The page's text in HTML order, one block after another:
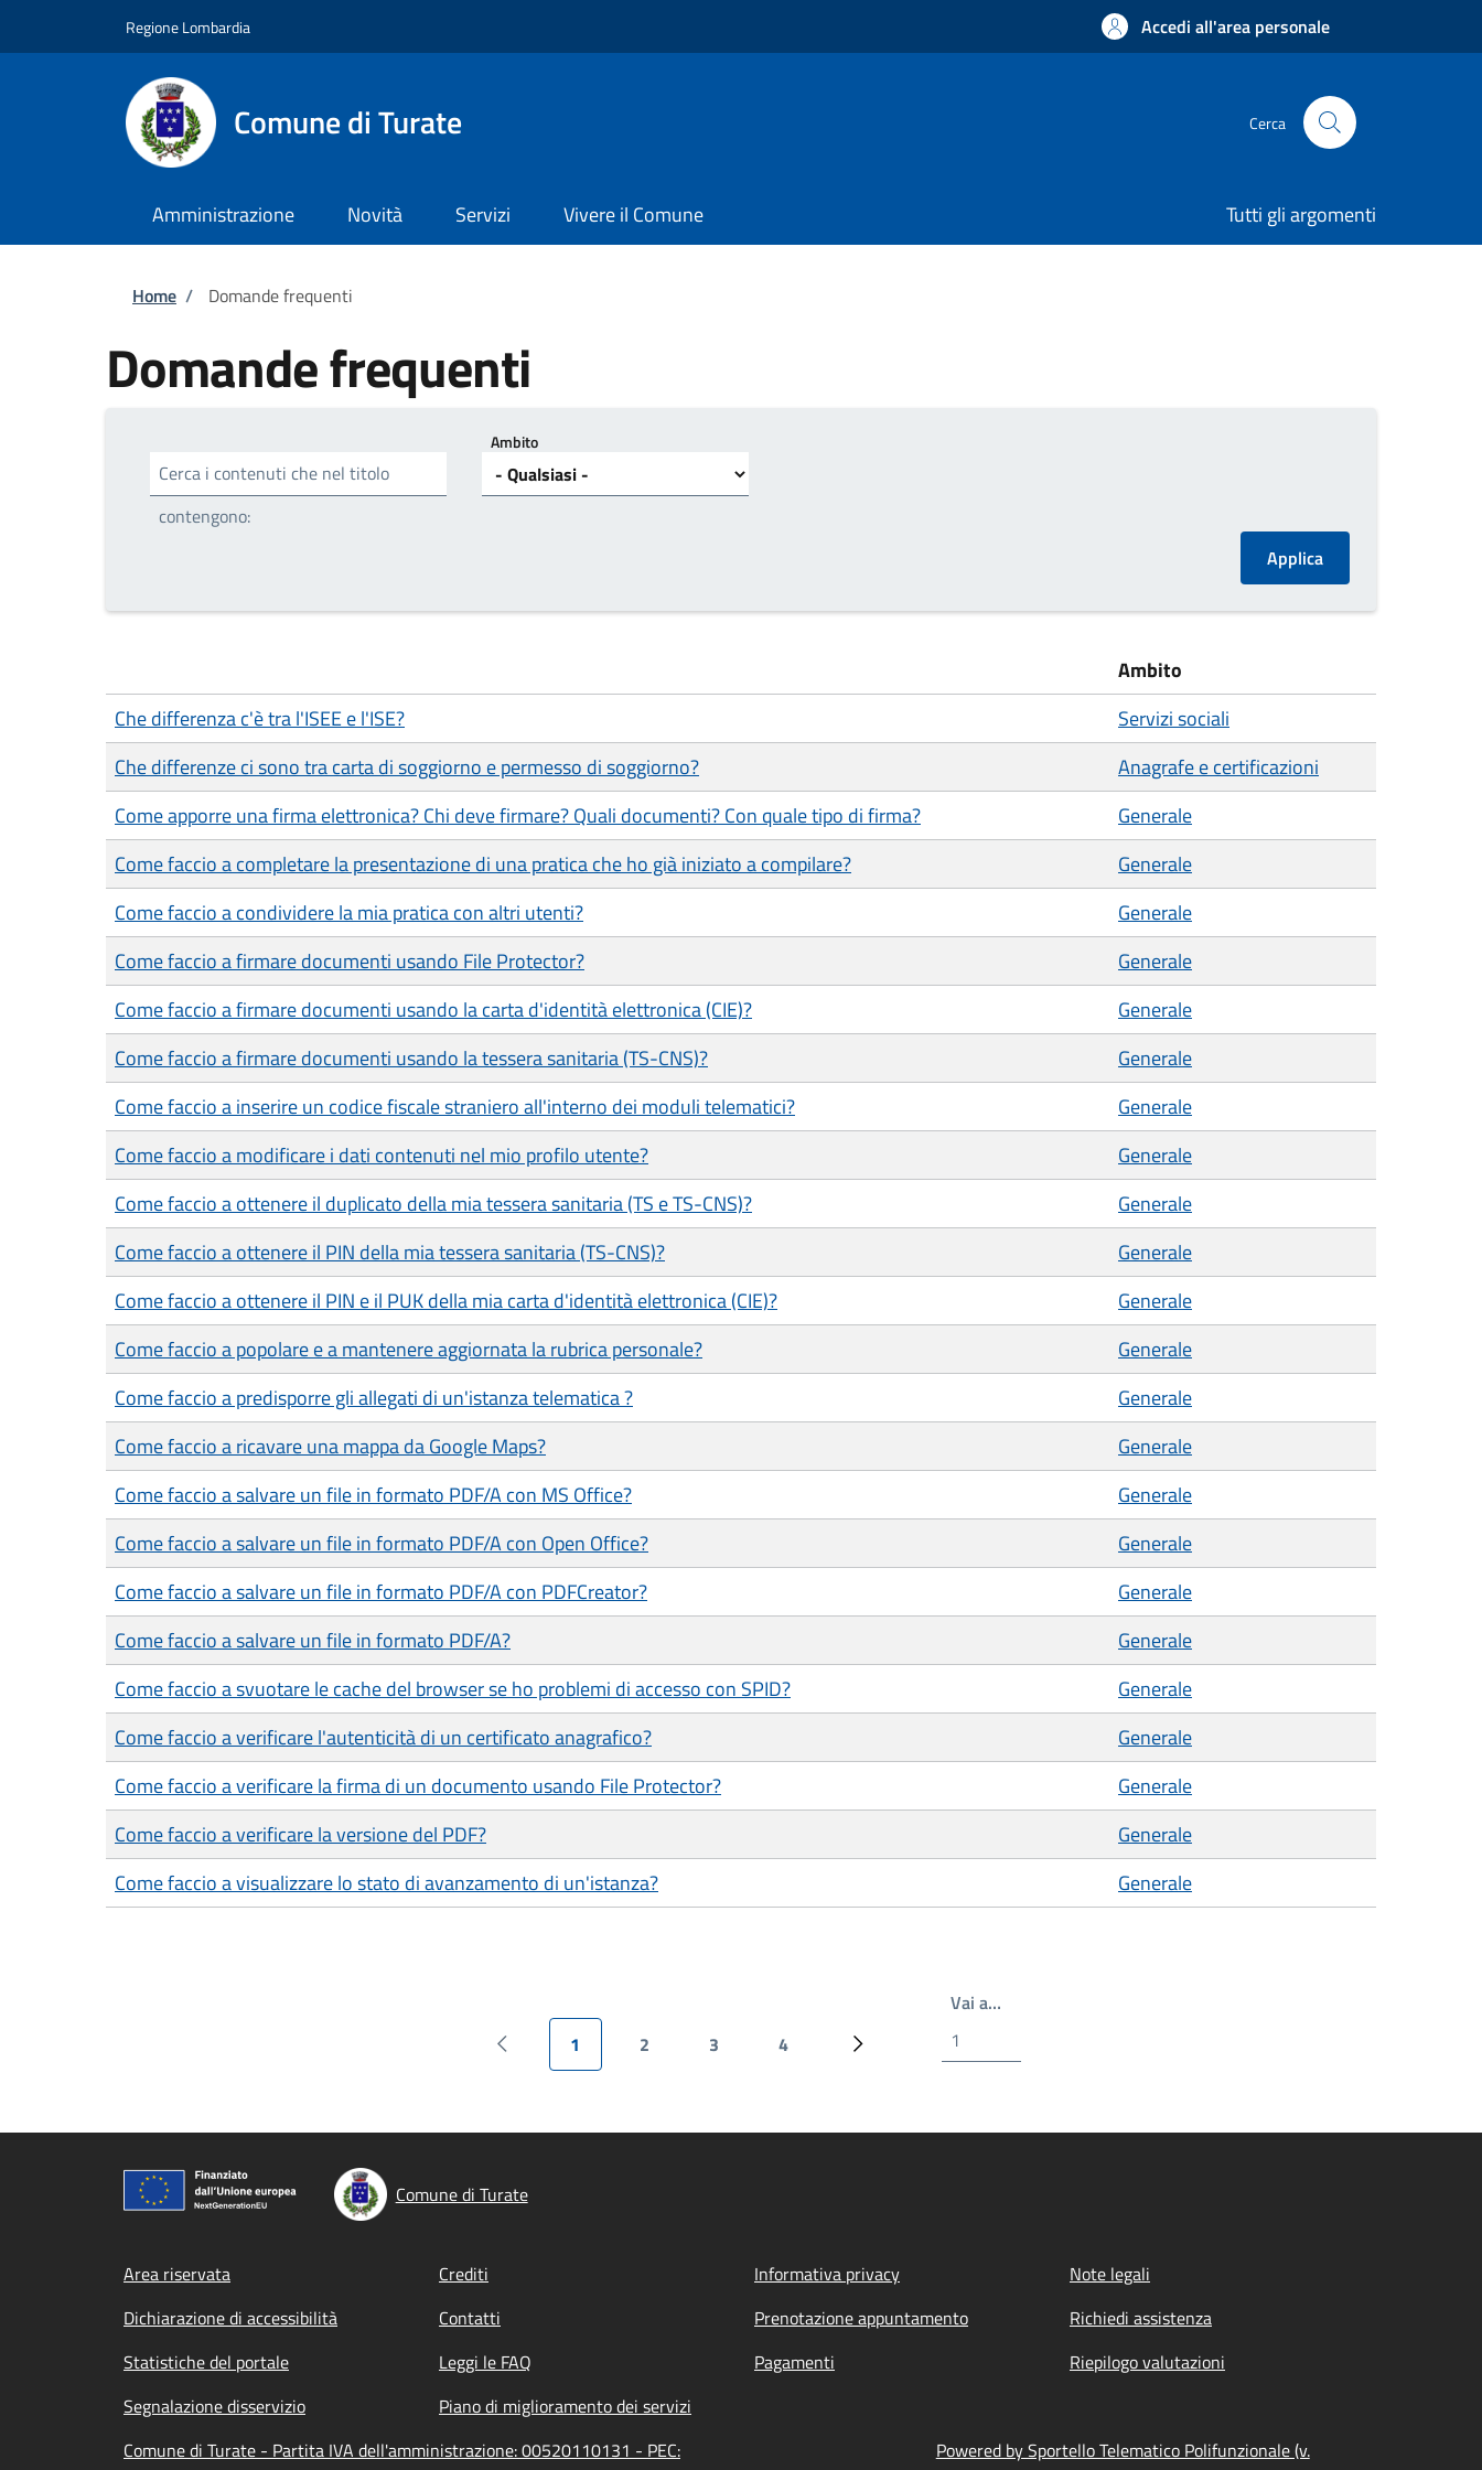
Regione Lombardia Accedi all'area personale
Comune di Turate Cerca
Amministrazione Novità Servizi Vivere il Comune Tutti gli argomenti
Briciole di pane
Home / Domande frequenti
Domande frequenti
Cerca i contenuti che nel titolo
contengono:
Ambito
Ambito
Che differenza c'è tra l'ISEE e l'ISE?
Servizi sociali
Che differenze ci sono tra carta di soggiorno e permesso di soggiorno?
Anagrafe e certificazioni
Come apporre una firma elettronica? Chi deve firmare? Quali documenti? Con quale tipo di firma?
Generale
Come faccio a completare la presentazione di una pratica che ho già iniziato a compilare?
Generale
Come faccio a condividere la mia pratica con altri utenti?
Generale
Come faccio a firmare documenti usando File Protector?
Generale
Come faccio a firmare documenti usando la carta d'identità elettronica (CIE)?
Generale
Come faccio a firmare documenti usando la tessera sanitaria (TS-CNS)?
Generale
Come faccio a inserire un codice fiscale straniero all'interno dei moduli telematici?
Generale
Come faccio a modificare i dati contenuti nel mio profilo utente?
Generale
Come faccio a ottenere il duplicato della mia tessera sanitaria (TS e TS-CNS)?
Generale
Come faccio a ottenere il PIN della mia tessera sanitaria (TS-CNS)?
Generale
Come faccio a ottenere il PIN e il PUK della mia carta d'identità elettronica (CIE)?
Generale
Come faccio a popolare e a mantenere aggiornata la rubrica personale?
Generale
Come faccio a predisporre gli allegati di un'istanza telematica ?
Generale
Come faccio a ricavare una mappa da Google Maps?
Generale
Come faccio a salvare un file in formato PDF/A con MS Office?
Generale
Come faccio a salvare un file in formato PDF/A con Open Office?
Generale
Come faccio a salvare un file in formato PDF/A con PDFCreator?
Generale
Come faccio a salvare un file in formato PDF/A?
Generale
Come faccio a svuotare le cache del browser se ho problemi di accesso con SPID?
Generale
Come faccio a verificare l'autenticità di un certificato anagrafico?
Generale
Come faccio a verificare la firma di un documento usando File Protector?
Generale
Come faccio a verificare la versione del PDF?
Generale
Come faccio a visualizzare lo stato di avanzamento di un'istanza?
Generale
Pagina precedente
Pagina attuale
1
Pagina
2
Pagina
3
Pagina
4
Prossima pagina
Vai a…Write the page number you want to go to
Comune di Turate
Footer menu
Area riservata Crediti Informativa privacy
Note legali
Dichiarazione di accessibilità
Contatti Prenotazione appuntamento
Richiedi assistenza
Statistiche del portale
Leggi le FAQ Pagamenti
Riepilogo valutazioni
Segnalazione disservizio
Piano di miglioramento dei servizi
Comune di Turate - Partita IVA dell'amministrazione: 00520110131 - PEC:
Powered by Sportello Telematico Polifunzionale (v.